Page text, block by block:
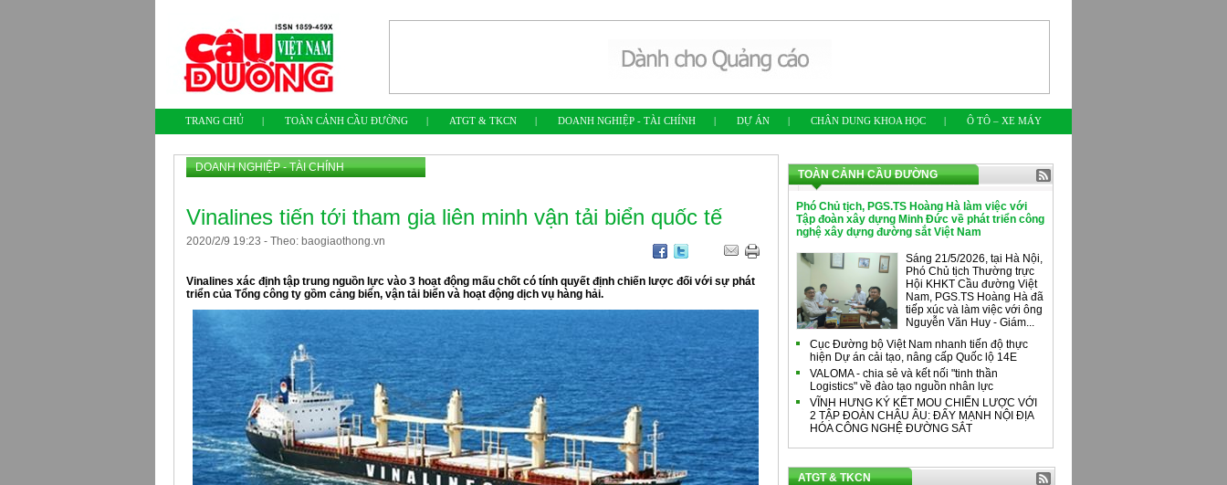
TRANG CHỦ | TOÀN CẢNH CẦU ĐƯỜNG | ATGT & TKCN | DOANH NGHIỆP - TÀI CHÍNH | DỰ ÁN | CHÂN DUNG KHOA HỌC | Ô TÔ – XE MÁY
DOANH NGHIỆP - TÀI CHÍNH
Vinalines tiến tới tham gia liên minh vận tải biển quốc tế
2020/2/9 19:23 -Theo: baogiaothong.vn
Vinalines xác định tập trung nguồn lực vào 3 hoạt động mấu chốt có tính quyết định chiến lược đối với sự phát
triển của Tổng công ty gồm cảng biển, vận tải biển và hoạt động dịch vụ hàng hải.
TOÀN CẢNH CẦU ĐƯỜNG
Phó Chủ tịch, PGS.TS Hoàng Hà làm việc với
Tập đoàn xây dựng Minh Đức về phát triển công
nghệ xây dựng đường sắt Việt Nam
Sáng 21/5/2026, tại Hà Nội,
Phó Chủ tịch Thường trực
Hội KHKT Cầu đường Việt
Nam, PGS.TS Hoàng Hà đã
tiếp xúc và làm việc với ông
Nguyễn Văn Huy - Giám...
Cục Đường bộ Việt Nam nhanh tiến độ thực
hiện Dự án cải tạo, nâng cấp Quốc lộ 14E
VALOMA - chia sẻ và kết nối "tinh thần
Logistics" về đào tạo nguồn nhân lực
VĨNH HƯNG KÝ KẾT MOU CHIẾN LƯỢC VỚI
2 TẬP ĐOÀN CHÂU ÂU: ĐẨY MẠNH NỘI ĐỊA
HÓA CÔNG NGHỆ ĐƯỜNG SẮT
ATGT & TKCN